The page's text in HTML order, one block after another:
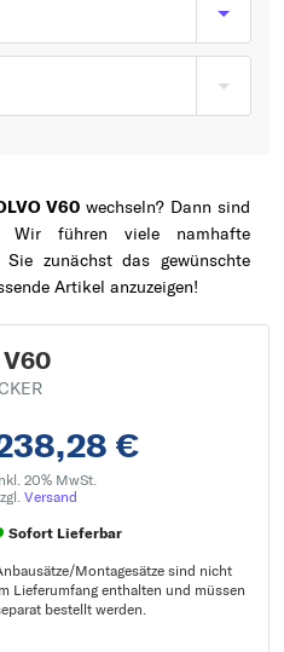
V60 wechseln? Dann sind
führen viele namhafte
Sie zunächst das gewünschte
Artikel anzuzeigen!
€
20% MwSt.
Versand
Sofort Lieferbar
Montagesätze sind nicht
Lieferumfang enthalten und müssen
bestellt werden.